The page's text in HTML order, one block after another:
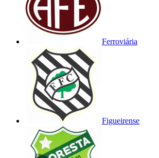
Ferroviária
Figueirense